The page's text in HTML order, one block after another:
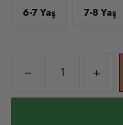
6-7 Yaş 7-8 Yaş